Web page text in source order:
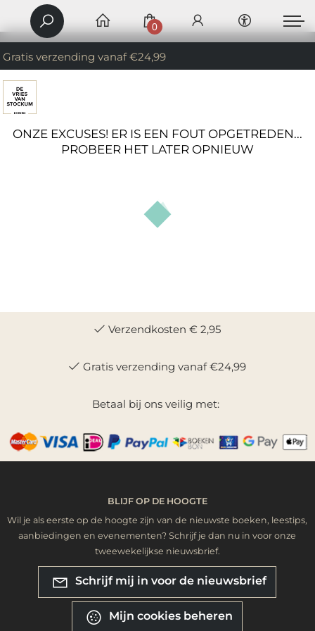
Gratis verzending vanaf €24,99
0
ONZE EXCUSES! ER IS EEN FOUT OPGETREDEN...
PROBEER HET LATER OPNIEUW
Verzendkosten € 2,95
Gratis verzending vanaf €24,99
Betaal bij ons veilig met:
BLIJF OP DE HOOGTE
Wil je als eerste op de hoogte zijn van de nieuwste boeken, leestips,
aanbiedingen en evenementen? Schrijf je dan nu in voor onze
tweewekelijkse nieuwsbrief.
Schrijf mij in voor de nieuwsbrief
Mijn cookies beheren